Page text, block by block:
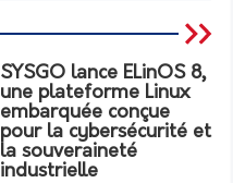
SYSGO lance ELinOS 8,
une plateforme Linux
embarquée conçue
pour la cybersécurité et
la souveraineté
industrielle